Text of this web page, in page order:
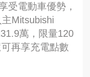
受電動車優勢，
Mitsubishi
萬，限量120
再享充電點數